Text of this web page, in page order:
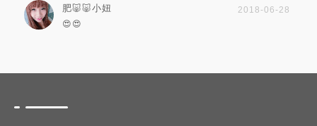
肥🐷🐷小妞
2018-06-28
😍😍